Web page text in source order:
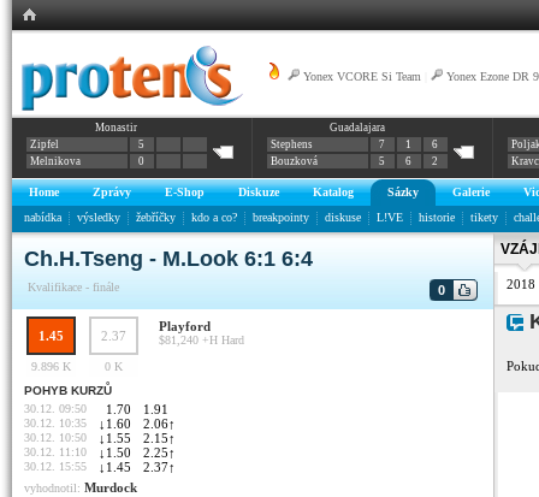
Yonex VCORE Si Team Yonex Ezone DR
Monastir
Zipfel
5
Melnikova
0
Guadalajara
Stephens
7 1
6
Bouzková
5 6 2
Home Zprávy E-Shop Diskuze Katalog Sázky Galerie
nabídka
výsledky žebříčky kdo a co? breakpointy diskuse L!VE historie tikety
Ch.H.Tseng - M.Look 6:1 6:4
Kvalifikace - finále 0
1.45 2.37
Playford
$81,240 +H Hard
9.896 K
0 K
POHYB KURZŮ
30.12. 09:50
1.70 1.91
30.12. 10:35 ↓ 1.60 2.06↑
30.12. 10:50 ↓ 1.55 2.15↑
30.12. 11:10 ↓ 1.50 2.25↑
30.12. 15:55 ↓ 1.45 2.37↑
vyhodnotil: Murdock
2018